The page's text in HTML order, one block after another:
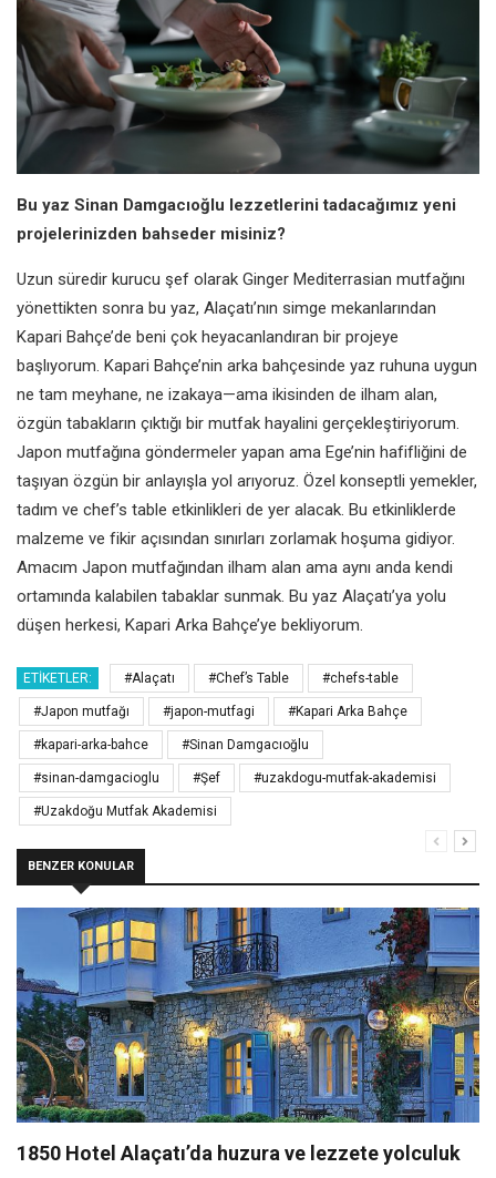
Bu yaz Sinan Damgacıoğlu lezzetlerini tadacağımız yeni
projelerinizden bahseder misiniz?
Uzun süredir kurucu şef olarak Ginger Mediterrasian mutfağını
yönettikten sonra bu yaz, Alaçatı’nın simge mekanlarından
Kapari Bahçe’de beni çok heyacanlandıran bir projeye
başlıyorum. Kapari Bahçe’nin arka bahçesinde yaz ruhuna uygun
ne tam meyhane, ne izakaya—ama ikisinden de ilham alan,
özgün tabakların çıktığı bir mutfak hayalini gerçekleştiriyorum.
Japon mutfağına göndermeler yapan ama Ege’nin hafifliğini de
taşıyan özgün bir anlayışla yol arıyoruz. Özel konseptli yemekler,
tadım ve chef’s table etkinlikleri de yer alacak. Bu etkinliklerde
malzeme ve fikir açısından sınırları zorlamak hoşuma gidiyor.
Amacım Japon mutfağından ilham alan ama aynı anda kendi
ortamında kalabilen tabaklar sunmak. Bu yaz Alaçatı’ya yolu
düşen herkesi, Kapari Arka Bahçe’ye bekliyorum.
ETIKETLER: #Alaçatı #Chef’s Table #chefs-table
#Japon mutfağı #japon-mutfagi #Kapari Arka Bahçe
#kapari-arka-bahce #Sinan Damgacıoğlu
#sinan-damgacioglu #Şef #uzakdogu-mutfak-akademisi
#Uzakdoğu Mutfak Akademisi
BENZER KONULAR
1850 Hotel Alaçatı’da huzura ve lezzete yolculuk